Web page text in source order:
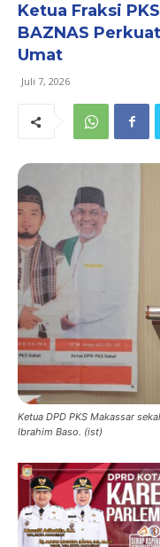
Ketua Fraksi
BAZNAS
Umat
Juli 7, 2026
Ketua DPD PKS Makassar
Ibrahim Baso. (ist)